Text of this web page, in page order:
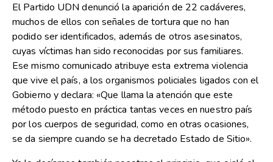
El Partido UDN denunció la aparición de 22 cadáveres,
muchos de ellos con señales de tortura que no han
podido ser identificados, además de otros asesinatos,
cuyas víctimas han sido reconocidas por sus familiares.
Ese mismo comunicado atribuye esta extrema violencia
que vive el país, a los organismos policiales ligados con el
Gobierno y declara: «Que llama la atención que este
método puesto en práctica tantas veces en nuestro país
por los cuerpos de seguridad, como en otras ocasiones,
se da siempre cuando se ha decretado Estado de Sitio».